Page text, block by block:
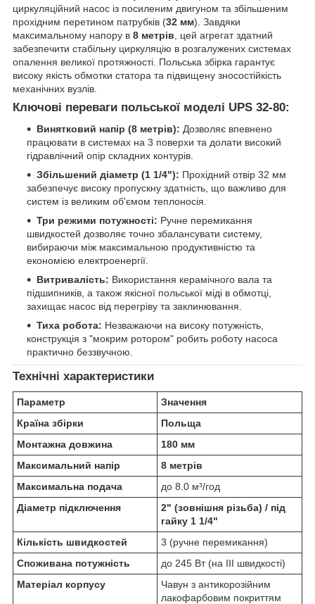
циркуляційний насос із посиленим двигуном та збільшеним
прохідним перетином патрубків (32 мм). Завдяки
максимальному напору в 8 метрів , цей агрегат здатний
забезпечити стабільну циркуляцію в розгалужених системах
опалення великої протяжності. Польська збірка гарантує
високу якість обмотки статора та підвищену зносостійкість
механічних вузлів.
Ключові переваги польської моделі UPS 32-80:
Винятковий напір (8 метрів): Дозволяє впевнено
працювати в системах на 3 поверхи та долати високий
гідравлічний опір складних контурів.
Збільшений діаметр (1 1/4"): Прохідний отвір 32 мм
забезпечує високу пропускну здатність, що важливо для
систем із великим об'ємом теплоносія.
Три режими потужності: Ручне перемикання
швидкостей дозволяє точно збалансувати систему,
вибираючи між максимальною продуктивністю та
економією електроенергії.
Витривалість: Використання керамічного вала та
підшипників, а також якісної польської міді в обмотці,
захищає насос від перегріву та заклинювання.
Тиха робота: Незважаючи на високу потужність,
конструкція з "мокрим ротором" робить роботу насоса
практично беззвучною.
Технічні характеристики
Параметр
Значення
Країна збірки
Польща
Монтажна довжина
180 мм
Максимальний напір
8 метрів
Максимальна подача
до 8.0 м³/год
Діаметр підключення
2" (зовнішня різьба) / під
гайку 1 1/4"
Кількість швидкостей
3 (ручне перемикання)
Споживана потужність
до 245 Вт (на III швидкості)
Матеріал корпусу
Чавун з антикорозійним
лакофарбовим покриттям